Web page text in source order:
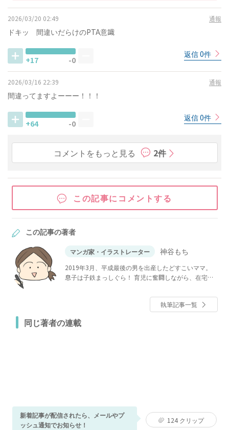
2026/03/20 02:49 通報
ドキッ 間違いだらけのPTA意識
+17 -0
返信 0件
2026/03/16 22:39 通報
間違ってますよーーー！！！
+64 -0
返信 0件
コメントをもっと見る 2件
この記事にコメントする
この記事の著者
マンガ家・イラストレーター 神谷もち
2019年3月、平成最後の男を出産したどすこいママ。
息子は子鉄まっしぐら！ 育児に奮闘しながら、在宅で
執筆記事一覧
同じ著者の連載
新着記事が配信されたら、メールやプ
ッシュ通知でお知らせ！
124 クリップ